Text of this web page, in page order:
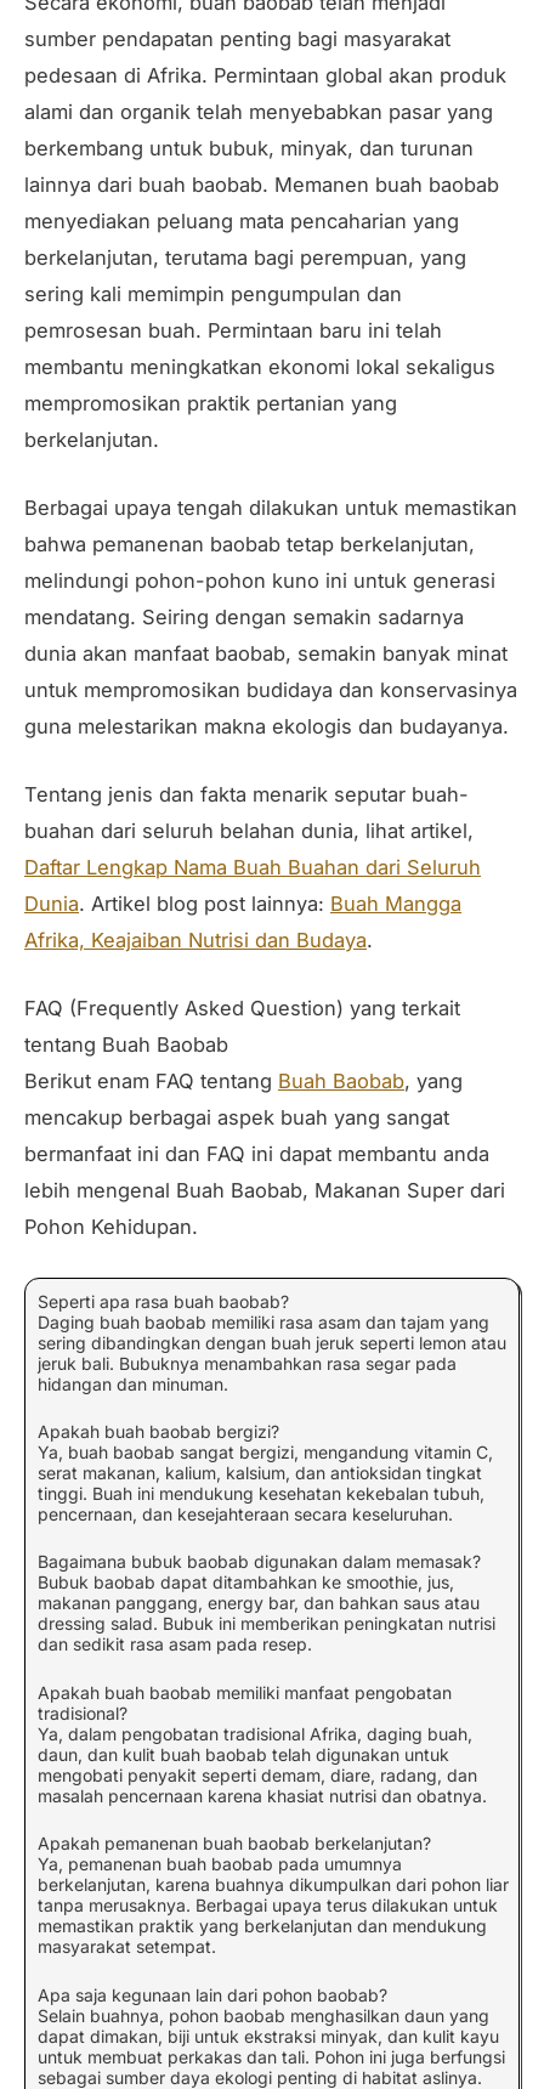
sumber pendapatan penting bagi masyarakat
pedesaan di Afrika. Permintaan global akan produk
alami dan organik telah menyebabkan pasar yang
berkembang untuk bubuk, minyak, dan turunan
lainnya dari buah baobab. Memanen buah baobab
menyediakan peluang mata pencaharian yang
berkelanjutan, terutama bagi perempuan, yang
sering kali memimpin pengumpulan dan
pemrosesan buah. Permintaan baru ini telah
membantu meningkatkan ekonomi lokal sekaligus
mempromosikan praktik pertanian yang
berkelanjutan.
Berbagai upaya tengah dilakukan untuk memastikan
bahwa pemanenan baobab tetap berkelanjutan,
melindungi pohon-pohon kuno ini untuk generasi
mendatang. Seiring dengan semakin sadarnya
dunia akan manfaat baobab, semakin banyak minat
untuk mempromosikan budidaya dan konservasinya
guna melestarikan makna ekologis dan budayanya.
Tentang jenis dan fakta menarik seputar buah-
buahan dari seluruh belahan dunia, lihat artikel,
Daftar Lengkap Nama Buah Buahan dari Seluruh
Dunia. Artikel blog post lainnya: Buah Mangga
Afrika, Keajaiban Nutrisi dan Budaya.
FAQ (Frequently Asked Question) yang terkait
tentang Buah Baobab
Berikut enam FAQ tentang Buah Baobab, yang
mencakup berbagai aspek buah yang sangat
bermanfaat ini dan FAQ ini dapat membantu anda
lebih mengenal Buah Baobab, Makanan Super dari
Pohon Kehidupan.
Seperti apa rasa buah baobab?
Daging buah baobab memiliki rasa asam dan tajam yang
sering dibandingkan dengan buah jeruk seperti lemon atau
jeruk bali. Bubuknya menambahkan rasa segar pada
hidangan dan minuman.
Apakah buah baobab bergizi?
Ya, buah baobab sangat bergizi, mengandung vitamin C,
serat makanan, kalium, kalsium, dan antioksidan tingkat
tinggi. Buah ini mendukung kesehatan kekebalan tubuh,
pencernaan, dan kesejahteraan secara keseluruhan.
Bagaimana bubuk baobab digunakan dalam memasak?
Bubuk baobab dapat ditambahkan ke smoothie, jus,
makanan panggang, energy bar, dan bahkan saus atau
dressing salad. Bubuk ini memberikan peningkatan nutrisi
dan sedikit rasa asam pada resep.
Apakah buah baobab memiliki manfaat pengobatan
tradisional?
Ya, dalam pengobatan tradisional Afrika, daging buah,
daun, dan kulit buah baobab telah digunakan untuk
mengobati penyakit seperti demam, diare, radang, dan
masalah pencernaan karena khasiat nutrisi dan obatnya.
Apakah pemanenan buah baobab berkelanjutan?
Ya, pemanenan buah baobab pada umumnya
berkelanjutan, karena buahnya dikumpulkan dari pohon liar
tanpa merusaknya. Berbagai upaya terus dilakukan untuk
memastikan praktik yang berkelanjutan dan mendukung
masyarakat setempat.
Apa saja kegunaan lain dari pohon baobab?
Selain buahnya, pohon baobab menghasilkan daun yang
dapat dimakan, biji untuk ekstraksi minyak, dan kulit kayu
untuk membuat perkakas dan tali. Pohon ini juga berfungsi
sebagai sumber daya ekologi penting di habitat aslinya.